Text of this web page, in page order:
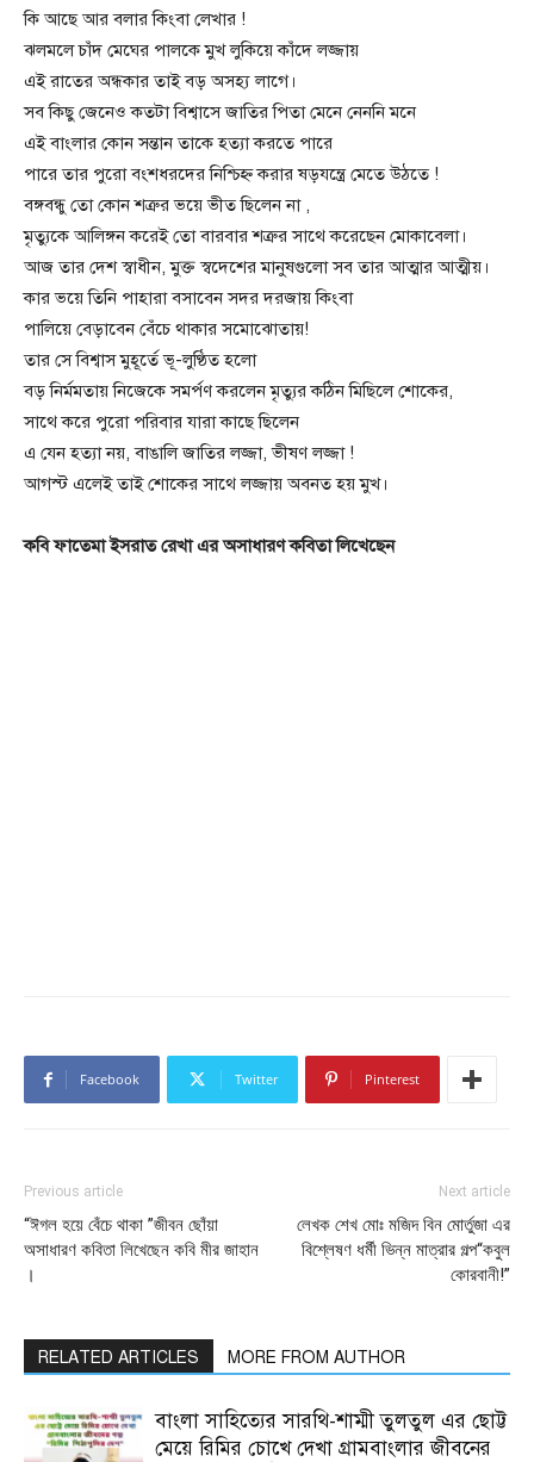
কি আছে আর বলার কিংবা লেখার !
ঝলমলে চাঁদ মেঘের পালকে মুখ লুকিয়ে কাঁদে লজ্জায়
এই রাতের অন্ধকার তাই বড় অসহ্য লাগে।
সব কিছু জেনেও কতটা বিশ্বাসে জাতির পিতা মেনে নেননি মনে
এই বাংলার কোন সন্তান তাকে হত্যা করতে পারে
পারে তার পুরো বংশধরদের নিশ্চিহ্ন করার ষড়যন্ত্রে মেতে উঠতে !
বঙ্গবন্ধু তো কোন শত্রুর ভয়ে ভীত ছিলেন না ,
মৃত্যুকে আলিঙ্গন করেই তো বারবার শত্রুর সাথে করেছেন মোকাবেলা।
আজ তার দেশ স্বাধীন, মুক্ত স্বদেশের মানুষগুলো সব তার আত্মার আত্মীয়।
কার ভয়ে তিনি পাহারা বসাবেন সদর দরজায় কিংবা
পালিয়ে বেড়াবেন বেঁচে থাকার সমোঝোতায়!
তার সে বিশ্বাস মুহূর্তে ভূ-লুণ্ঠিত হলো
বড় নির্মমতায় নিজেকে সমর্পণ করলেন মৃত্যুর কঠিন মিছিলে শোকের,
সাথে করে পুরো পরিবার যারা কাছে ছিলেন
এ যেন হত্যা নয়, বাঙালি জাতির লজ্জা, ভীষণ লজ্জা !
আগস্ট এলেই তাই শোকের সাথে লজ্জায় অবনত হয় মুখ।
কবি ফাতেমা ইসরাত রেখা এর অসাধারণ কবিতা লিখেছেন
Facebook Twitter Pinterest
Previous article
“ঈগল হয়ে বেঁচে থাকা ”জীবন ছোঁয়া
অসাধারণ কবিতা লিখেছেন কবি মীর জাহান
।
Next article
লেখক শেখ মোঃ মজিদ বিন মোর্তুজা এর
বিশ্লেষণ ধর্মী ভিন্ন মাত্রার গল্প“কবুল
কোরবানী!”
RELATED ARTICLES MORE FROM AUTHOR
বাংলা সাহিত্যের সারথি-শাম্মী তুলতুল এর ছোট্ট
মেয়ে রিমির চোখে দেখা গ্রামবাংলার জীবনের